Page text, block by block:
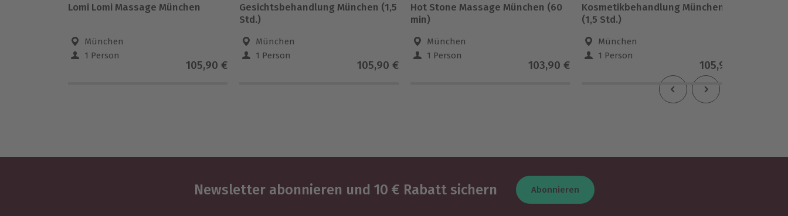
Lomi Lomi Massage München
München
1 Person
105,90 €
Gesichtsbehandlung München (1,5
Std.)
München
1 Person
105,90 €
Hot Stone Massage München (60
min)
München
1 Person
103,90 €
Kosmetikbehandlung München
(1,5 Std.)
München
1 Person
105,90 €
Newsletter abonnieren und 10 € Rabatt sichern Abonnieren